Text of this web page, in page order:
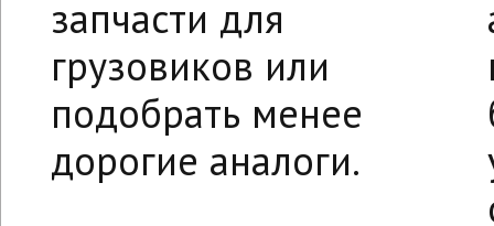
запчасти для
грузовиков или
подобрать менее
дорогие аналоги.